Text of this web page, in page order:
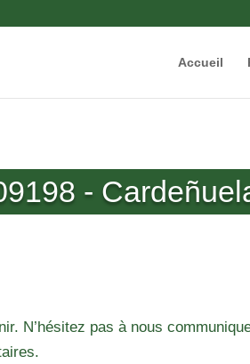
Accueil
-
N’hésitez pas à nous